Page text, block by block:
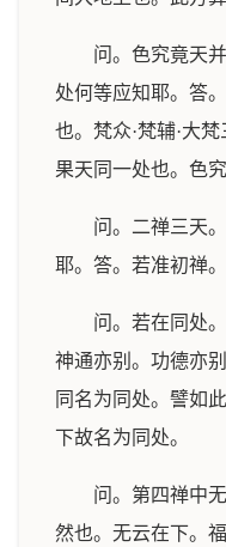
问。色究竟天
处何等应知耶。答
也。梵众·梵辅·大
果天同一处也。色
问。二禅三天
耶。答。若准初禅。
问。若在同处
神通亦别。功德亦
同名为同处。譬如
下故名为同处。
问。第四禅中
然也。无云在下。